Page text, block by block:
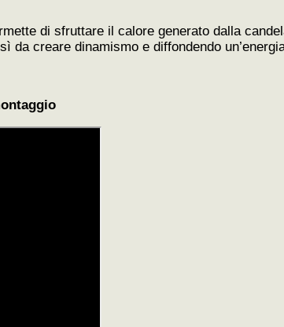
di sfruttare il calore generato dalla
da creare dinamismo e diffondendo